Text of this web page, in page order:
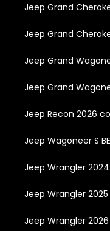
Jeep Grand
Jeep Grand
Jeep Grand
Jeep Grand
Jeep Recon 2026
Jeep Wagoneer S
Jeep Wrangler
Jeep Wrangler
Jeep Wrangler